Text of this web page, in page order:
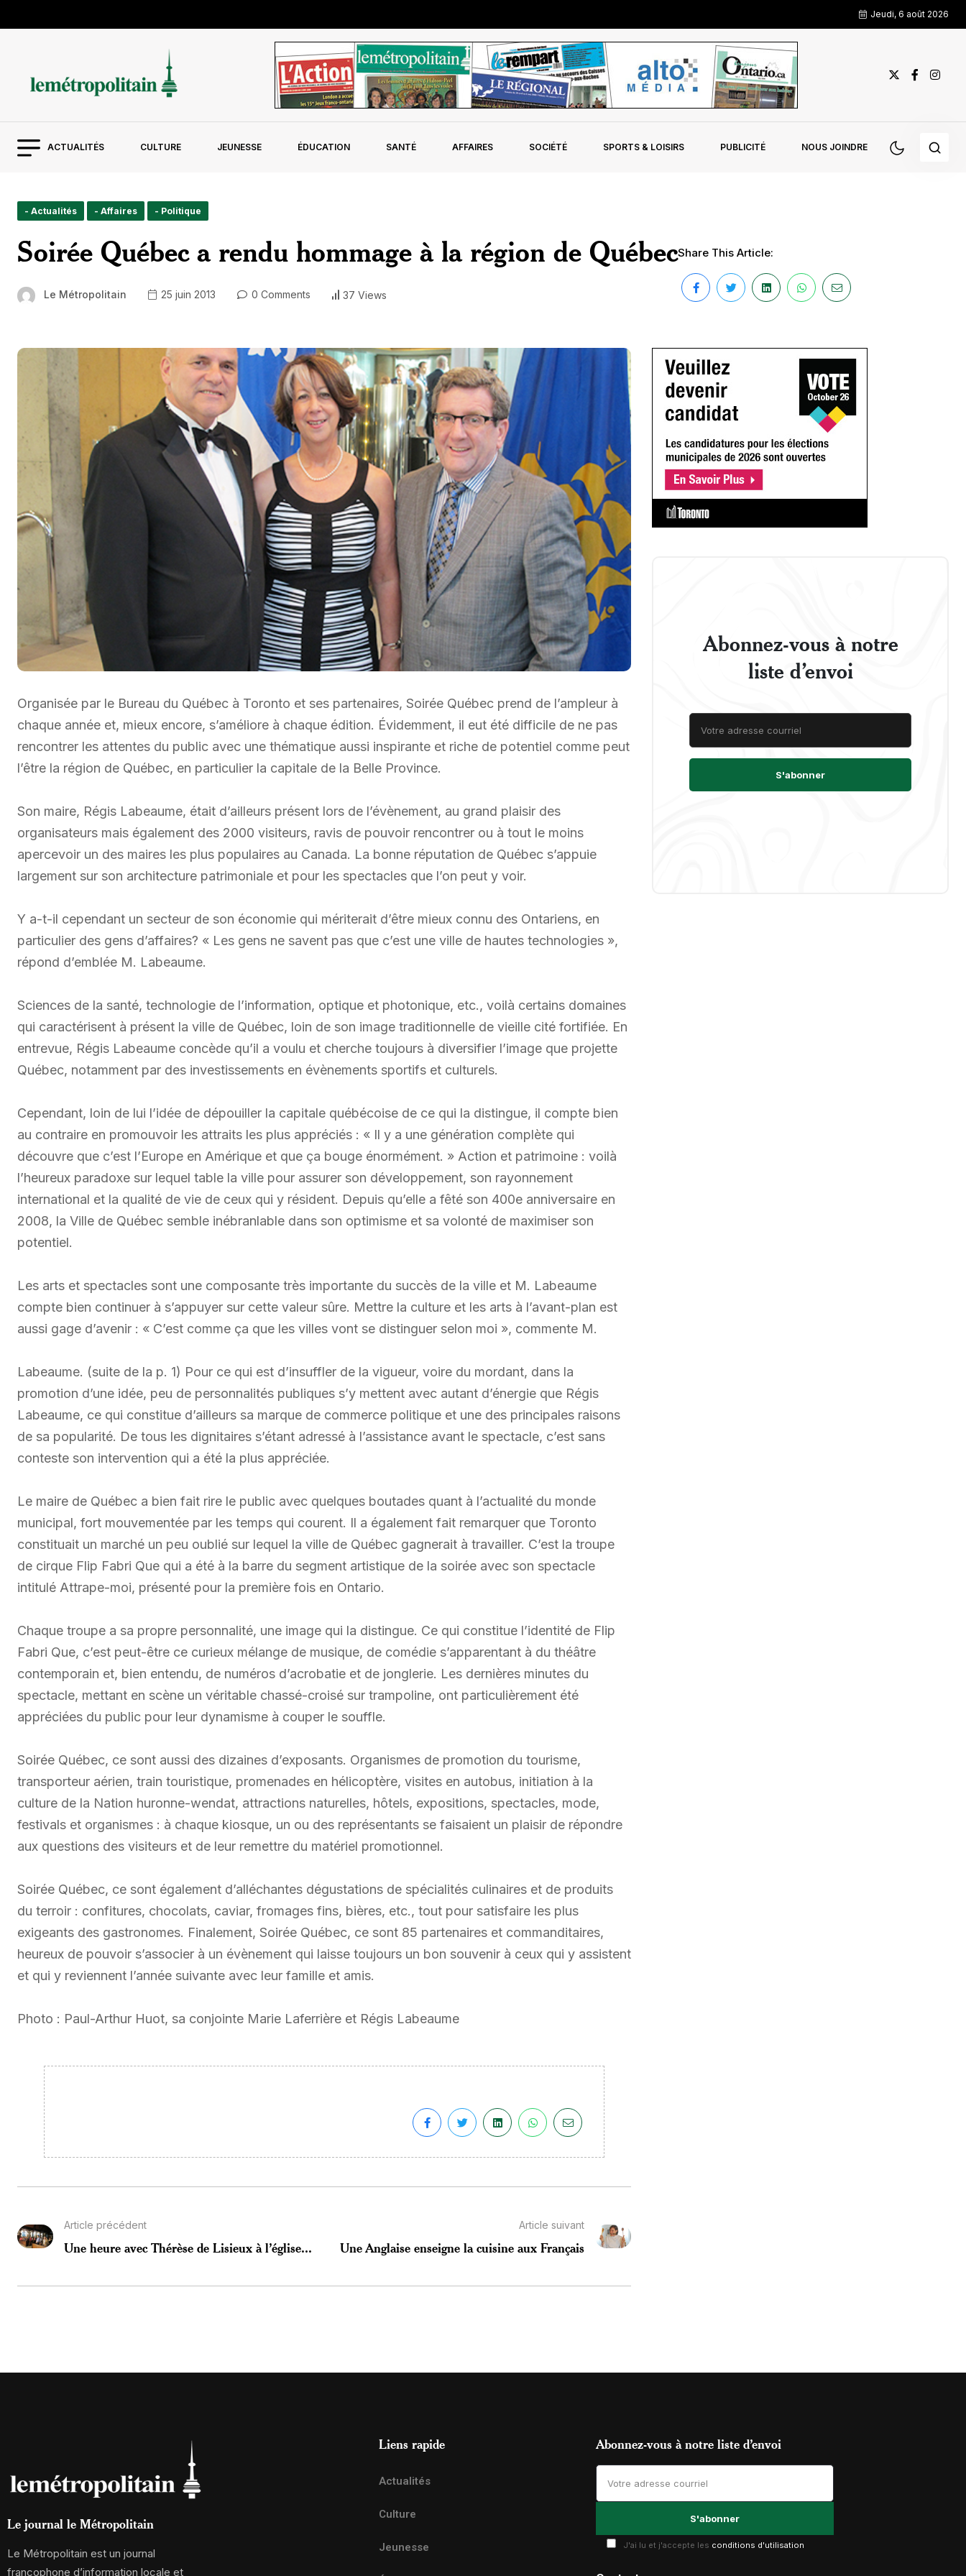
Jeudi, 6 août 2026
ACTUALITÉS CULTURE JEUNESSE ÉDUCATION SANTÉ AFFAIRES SOCIÉTÉ SPORTS & LOISIRS PUBLICITÉ NOUS JOINDRE
- Actualités - Affaires - Politique
Soirée Québec a rendu hommage à la région de Québec
Le Métropolitain 25 juin 2013 0 Comments 37 Views
Share This Article:
Organisée par le Bureau du Québec à Toronto et ses partenaires, Soirée Québec prend de l’ampleur à
chaque année et, mieux encore, s’améliore à chaque édition. Évidemment, il eut été difficile de ne pas
rencontrer les attentes du public avec une thématique aussi inspirante et riche de potentiel comme peut
l’être la région de Québec, en particulier la capitale de la Belle Province.
Son maire, Régis Labeaume, était d’ailleurs présent lors de l’évènement, au grand plaisir des
organisateurs mais également des 2000 visiteurs, ravis de pouvoir rencontrer ou à tout le moins
apercevoir un des maires les plus populaires au Canada. La bonne réputation de Québec s’appuie
largement sur son architecture patrimoniale et pour les spectacles que l’on peut y voir.
Y a-t-il cependant un secteur de son économie qui mériterait d’être mieux connu des Ontariens, en
particulier des gens d’affaires? « Les gens ne savent pas que c’est une ville de hautes technologies »,
répond d’emblée M. Labeaume.
Sciences de la santé, technologie de l’information, optique et photonique, etc., voilà certains domaines
qui caractérisent à présent la ville de Québec, loin de son image traditionnelle de vieille cité fortifiée. En
entrevue, Régis Labeaume concède qu’il a voulu et cherche toujours à diversifier l’image que projette
Québec, notamment par des investissements en évènements sportifs et culturels.
Cependant, loin de lui l’idée de dépouiller la capitale québécoise de ce qui la distingue, il compte bien
au contraire en promouvoir les attraits les plus appréciés : « Il y a une génération complète qui
découvre que c’est l’Europe en Amérique et que ça bouge énormément. » Action et patrimoine : voilà
l’heureux paradoxe sur lequel table la ville pour assurer son développement, son rayonnement
international et la qualité de vie de ceux qui y résident. Depuis qu’elle a fêté son 400e anniversaire en
2008, la Ville de Québec semble inébranlable dans son optimisme et sa volonté de maximiser son
potentiel.
Les arts et spectacles sont une composante très importante du succès de la ville et M. Labeaume
compte bien continuer à s’appuyer sur cette valeur sûre. Mettre la culture et les arts à l’avant-plan est
aussi gage d’avenir : « C’est comme ça que les villes vont se distinguer selon moi », commente M.
Labeaume. (suite de la p. 1) Pour ce qui est d’insuffler de la vigueur, voire du mordant, dans la
promotion d’une idée, peu de personnalités publiques s’y mettent avec autant d’énergie que Régis
Labeaume, ce qui constitue d’ailleurs sa marque de commerce politique et une des principales raisons
de sa popularité. De tous les dignitaires s’étant adressé à l’assistance avant le spectacle, c’est sans
conteste son intervention qui a été la plus appréciée.
Le maire de Québec a bien fait rire le public avec quelques boutades quant à l’actualité du monde
municipal, fort mouvementée par les temps qui courent. Il a également fait remarquer que Toronto
constituait un marché un peu oublié sur lequel la ville de Québec gagnerait à travailler. C’est la troupe
de cirque Flip Fabri Que qui a été à la barre du segment artistique de la soirée avec son spectacle
intitulé Attrape-moi, présenté pour la première fois en Ontario.
Chaque troupe a sa propre personnalité, une image qui la distingue. Ce qui constitue l’identité de Flip
Fabri Que, c’est peut-être ce curieux mélange de musique, de comédie s’apparentant à du théâtre
contemporain et, bien entendu, de numéros d’acrobatie et de jonglerie. Les dernières minutes du
spectacle, mettant en scène un véritable chassé-croisé sur trampoline, ont particulièrement été
appréciées du public pour leur dynamisme à couper le souffle.
Soirée Québec, ce sont aussi des dizaines d’exposants. Organismes de promotion du tourisme,
transporteur aérien, train touristique, promenades en hélicoptère, visites en autobus, initiation à la
culture de la Nation huronne-wendat, attractions naturelles, hôtels, expositions, spectacles, mode,
festivals et organismes : à chaque kiosque, un ou des représentants se faisaient un plaisir de répondre
aux questions des visiteurs et de leur remettre du matériel promotionnel.
Soirée Québec, ce sont également d’alléchantes dégustations de spécialités culinaires et de produits
du terroir : confitures, chocolats, caviar, fromages fins, bières, etc., tout pour satisfaire les plus
exigeants des gastronomes. Finalement, Soirée Québec, ce sont 85 partenaires et commanditaires,
heureux de pouvoir s’associer à un évènement qui laisse toujours un bon souvenir à ceux qui y assistent
et qui y reviennent l’année suivante avec leur famille et amis.
Photo : Paul-Arthur Huot, sa conjointe Marie Laferrière et Régis Labeaume
Article précédent
Une heure avec Thérèse de Lisieux à l’église...
Article suivant
Une Anglaise enseigne la cuisine aux Français
Abonnez-vous à notre
liste d’envoi
Le journal le Métropolitain
Le Métropolitain est un journal
francophone d’information locale et
Liens rapide
Actualités
Culture
Jeunesse
Abonnez-vous à notre liste d’envoi
J'ai lu et j'accepte les conditions d'utilisation